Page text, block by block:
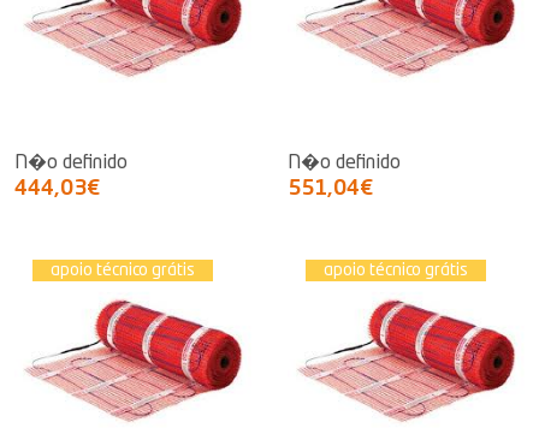
N�o definido
444,03€
N�o definido
551,04€
apoio técnico grátis apoio técnico grátis